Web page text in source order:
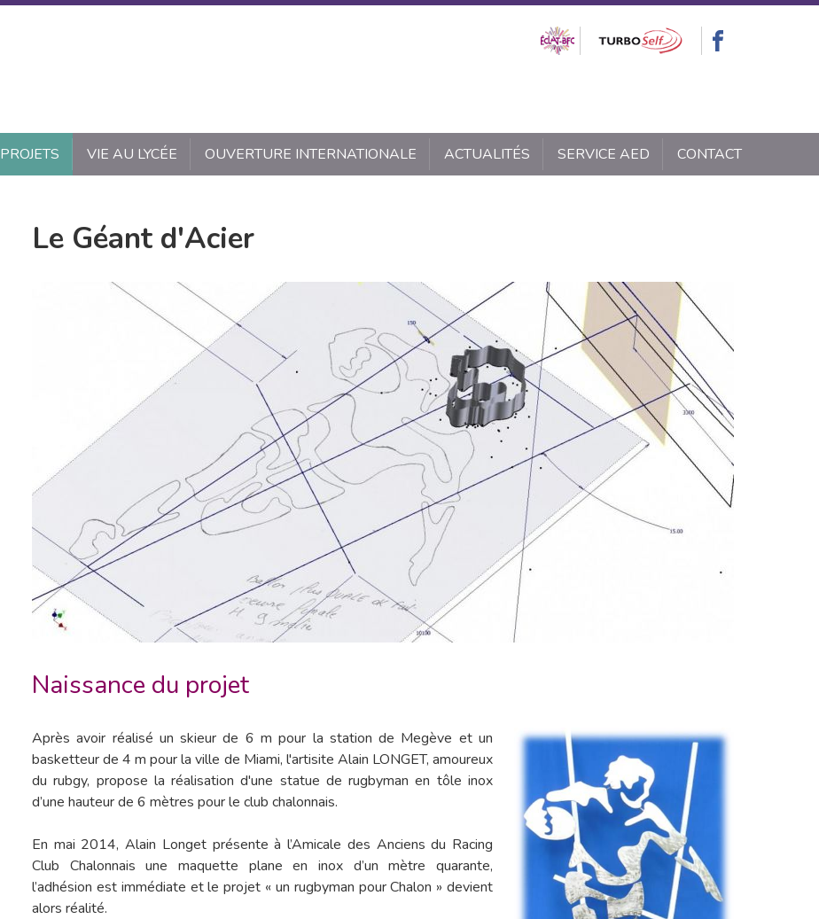
PROJETS VIE AU LYCÉE OUVERTURE INTERNATIONALE ACTUALITÉS SERVICE AED CONTACT
Le Géant d'Acier
Naissance du projet
Après avoir réalisé un skieur de 6 m pour la station de Megève et un
basketteur de 4 m pour la ville de Miami, l'artisite Alain LONGET, amoureux
du rubgy, propose la réalisation d'une statue de rugbyman en tôle inox
d’une hauteur de 6 mètres pour le club chalonnais.
En mai 2014, Alain Longet présente à l’Amicale des Anciens du Racing
Club Chalonnais une maquette plane en inox d’un mètre quarante,
l’adhésion est immédiate et le projet « un rugbyman pour Chalon » devient
alors réalité.